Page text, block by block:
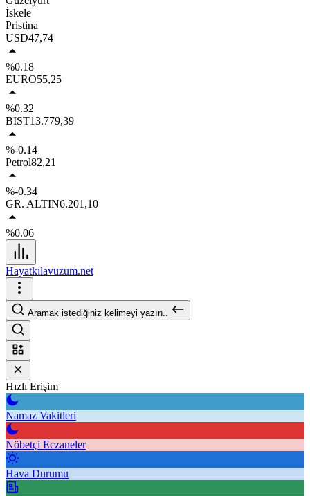
İskele
Pristina
USD47,74
%0.18
EURO55,25
%0.32
BIST13.779,39
%-0.14
Petrol82,21
%-0.34
GR. ALTIN6.201,10
%0.06
Hayatkılavuzum.net
Aramak istediğiniz kelimeyi yazın..
Hızlı Erişim
Namaz Vakitleri
Nöbetçi Eczaneler
Hava Durumu